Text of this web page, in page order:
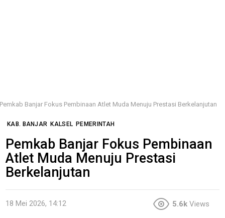
Pemkab Banjar Fokus Pembinaan Atlet Muda Menuju Prestasi Berkelanjutan
KAB. BANJAR KALSEL PEMERINTAH
Pemkab Banjar Fokus Pembinaan
Atlet Muda Menuju Prestasi
Berkelanjutan
18 Mei 2026, 14:12 5.6k Views